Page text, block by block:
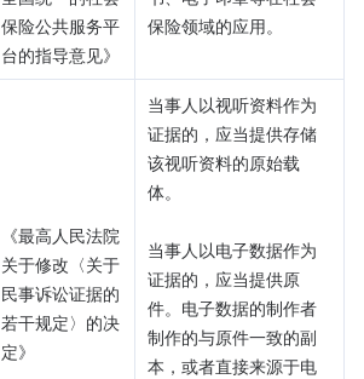
保险公共服务平
台的指导意见》
保险领域的应用。
《最高人民法院
关于修改〈关于
民事诉讼证据的
若干规定〉的决
定》
当事人以视听资料作为
证据的，应当提供存储
该视听资料的原始载
体。
当事人以电子数据作为
证据的，应当提供原
件。电子数据的制作者
制作的与原件一致的副
本，或者直接来源于电